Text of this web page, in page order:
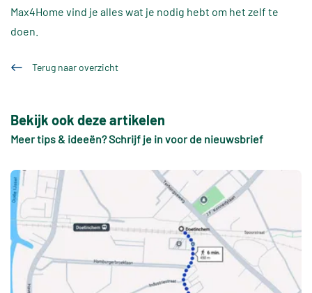
Max4Home vind je alles wat je nodig hebt om het zelf te
doen.
Terug naar overzicht
Bekijk ook deze artikelen
Meer tips & ideeën? Schrijf je in voor de nieuwsbrief